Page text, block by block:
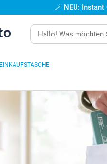
🪄 NEU:
EINKAUFSTASCHE